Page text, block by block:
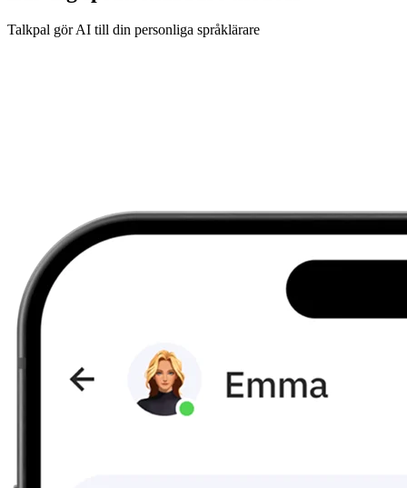
Talkpal gör AI till din personliga språklärare